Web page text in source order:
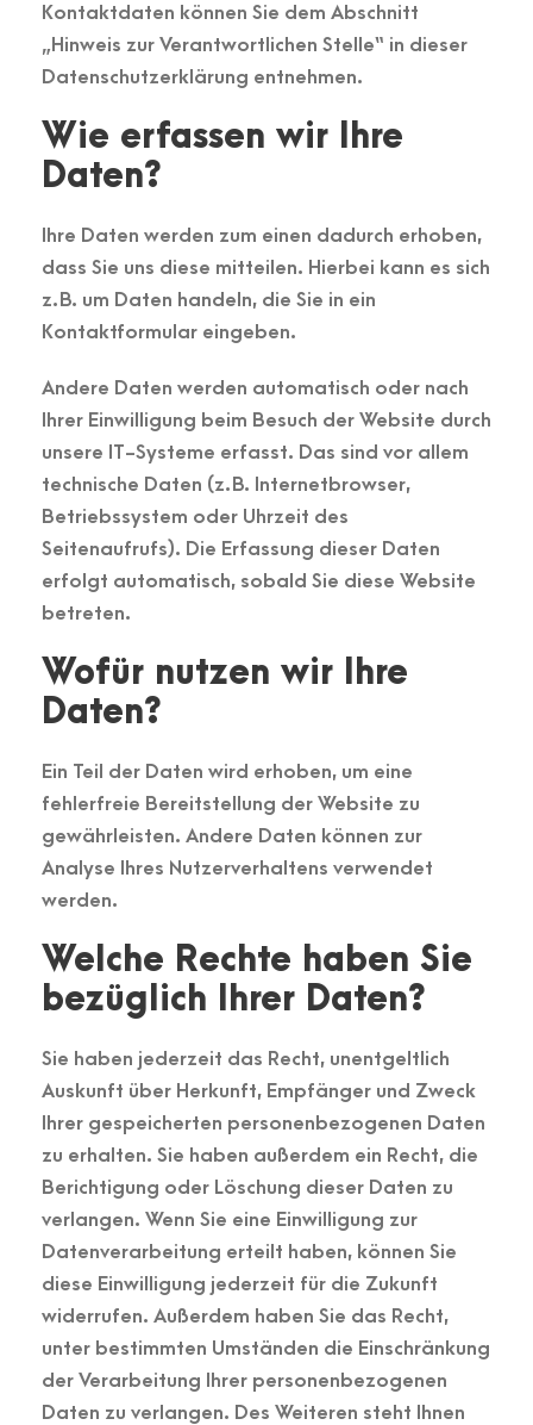
Kontaktdaten können Sie dem Abschnitt
„Hinweis zur Verantwortlichen Stelle“ in dieser
Datenschutzerklärung entnehmen.
Wie erfassen wir Ihre
Daten?
Ihre Daten werden zum einen dadurch erhoben,
dass Sie uns diese mitteilen. Hierbei kann es sich
z. B. um Daten handeln, die Sie in ein
Kontaktformular eingeben.
Andere Daten werden automatisch oder nach
Ihrer Einwilligung beim Besuch der Website durch
unsere IT-Systeme erfasst. Das sind vor allem
technische Daten (z. B. Internetbrowser,
Betriebssystem oder Uhrzeit des
Seitenaufrufs). Die Erfassung dieser Daten
erfolgt automatisch, sobald Sie diese Website
betreten.
Wofür nutzen wir Ihre
Daten?
Ein Teil der Daten wird erhoben, um eine
fehlerfreie Bereitstellung der Website zu
gewährleisten. Andere Daten können zur
Analyse Ihres Nutzerverhaltens verwendet
werden.
Welche Rechte haben Sie
bezüglich Ihrer Daten?
Sie haben jederzeit das Recht, unentgeltlich
Auskunft über Herkunft, Empfänger und Zweck
Ihrer gespeicherten personenbezogenen Daten
zu erhalten. Sie haben außerdem ein Recht, die
Berichtigung oder Löschung dieser Daten zu
verlangen. Wenn Sie eine Einwilligung zur
Datenverarbeitung erteilt haben, können Sie
diese Einwilligung jederzeit für die Zukunft
widerrufen. Außerdem haben Sie das Recht,
unter bestimmten Umständen die Einschränkung
der Verarbeitung Ihrer personenbezogenen
Daten zu verlangen. Des Weiteren steht Ihnen